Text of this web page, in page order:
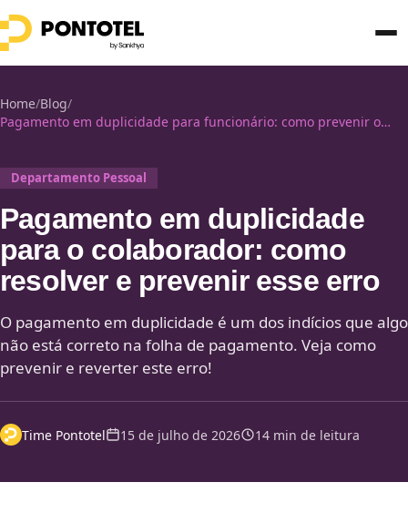
Home/Blog/
Pagamento em duplicidade para funcionário: como prevenir o
Departamento Pessoal
Pagamento em duplicidade
para o colaborador: como
resolver e prevenir esse erro
O pagamento em duplicidade é um dos indícios que algo
não está correto na folha de pagamento. Veja como
prevenir e reverter este erro!
Time Pontotel 15 de julho de 2026 14 min de leitura